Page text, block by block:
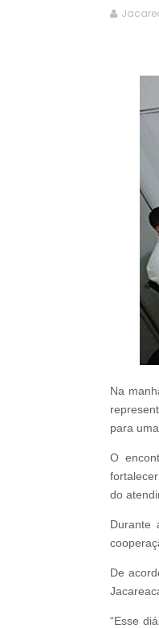
Na
para
O
do
Durante
De
“Esse